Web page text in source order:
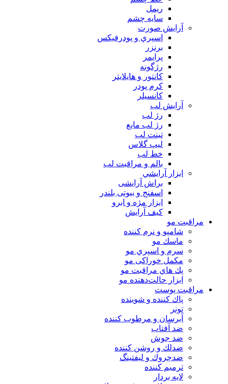
ريمل
سايه چشم
آرايش صورت
اسپري و پودرفيكس
برنزر
پرايمر
رژگونه
كانتور و هايلايتر
كرم پودر
كانسيلر
آرايش لب
رژ لب
رژ لب مایع
تینت لب
لیپ گلاس
خط لب
بالم و مراقبت لب
ابزار آرايشي
براش آرایشی
اسفنج و بیوتی بلندر
ابزار مژه و ابرو
کیف آرایش
مراقبت مو
شامپو و نرم كننده
ماسك مو
سرم و اسپري مو
مكمل خوراكی مو
پك هاي مراقبت مو
ابزار حالت‌دهنده مو
مراقبت پوست
پاك كننده و شوينده
تونر
آبرسان و مرطوب كننده
ضد آفتاب
ضد جوش
ضدلك و روشن كننده
ضدچروك و ليفتينگ
ترميم كننده
لايه بردار